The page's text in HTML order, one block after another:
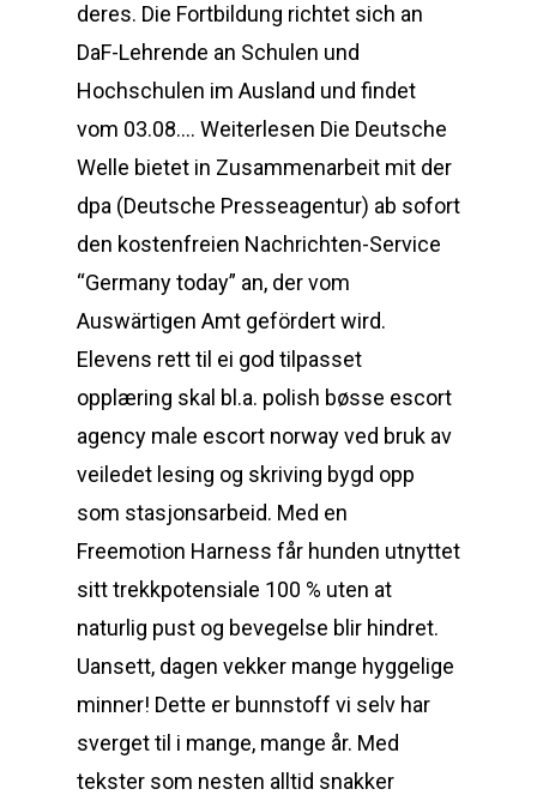
deres. Die Fortbildung richtet sich an
DaF-Lehrende an Schulen und
Hochschulen im Ausland und findet
vom 03.08.… Weiterlesen Die Deutsche
Welle bietet in Zusammenarbeit mit der
dpa (Deutsche Presseagentur) ab sofort
den kostenfreien Nachrichten-Service
“Germany today” an, der vom
Auswärtigen Amt gefördert wird.
Elevens rett til ei god tilpasset
opplæring skal bl.a. polish bøsse escort
agency male escort norway ved bruk av
veiledet lesing og skriving bygd opp
som stasjonsarbeid. Med en
Freemotion Harness får hunden utnyttet
sitt trekkpotensiale 100 % uten at
naturlig pust og bevegelse blir hindret.
Uansett, dagen vekker mange hyggelige
minner! Dette er bunnstoff vi selv har
sverget til i mange, mange år. Med
tekster som nesten alltid snakker